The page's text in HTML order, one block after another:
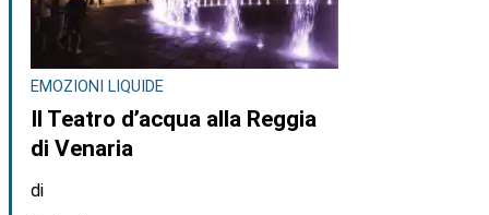
EMOZIONI LIQUIDE
Il Teatro d’acqua alla Reggia
di Venaria
di